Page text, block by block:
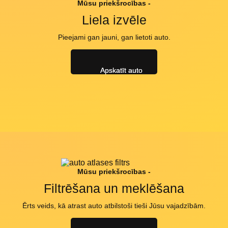
Mūsu priekšrocības -
Liela izvēle
Pieejami gan jauni, gan lietoti auto.
Mūsu priekšrocības -
Filtrēšana un meklēšana
Ērts veids, kā atrast auto atbilstoši tieši Jūsu vajadzībām.